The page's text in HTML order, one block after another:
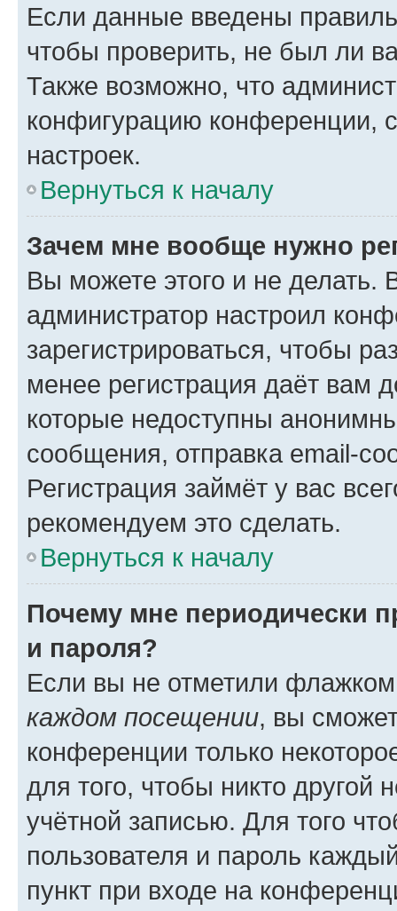
Если данные введены
чтобы проверить, не был ли
Также возможно, что
конфигурацию конференции,
настроек.
Вернуться к началу
Зачем мне вообще нужно
Вы можете этого и не делать.
администратор настроил
зарегистрироваться, чтобы
менее регистрация даёт вам
которые недоступны
сообщения, отправка email-
Регистрация займёт у вас
рекомендуем это сделать.
Вернуться к началу
Почему мне периодически
и пароля?
Если вы не отметили
каждом посещении, вы
конференции только
для того, чтобы никто другой
учётной записью. Для того
пользователя и пароль
пункт при входе на